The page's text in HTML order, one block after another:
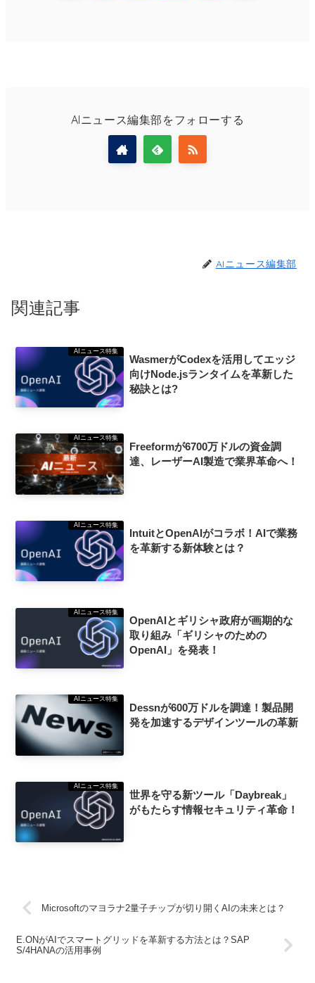
AIニュース編集部をフォローする
AIニュース編集部
関連記事
AIニュース特集
WasmerがCodexを活用してエッジ
向けNode.jsランタイムを革新した
秘訣とは?
AIニュース特集
Freeformが6700万ドルの資金調
達、レーザーAI製造で業界革命へ！
AIニュース特集
IntuitとOpenAIがコラボ！AIで業務
を革新する新体験とは？
AIニュース特集
OpenAIとギリシャ政府が画期的な
取り組み「ギリシャのための
OpenAI」を発表！
AIニュース特集
Dessnが600万ドルを調達！製品開
発を加速するデザインツールの革新
AIニュース特集
世界を守る新ツール「Daybreak」
がもたらす情報セキュリティ革命！
Microsoftのマヨラナ2量子チップが切り開くAIの未来とは？
E.ONがAIでスマートグリッドを革新する方法とは？SAP
S/4HANAの活用事例